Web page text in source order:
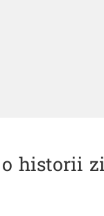
historii